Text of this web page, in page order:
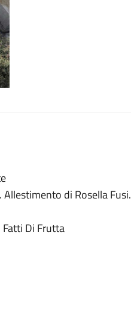
di Rosella Fusi.
Di Frutta